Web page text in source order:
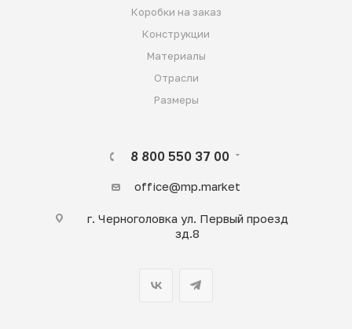
Коробки на заказ
Конструкции
Материалы
Отрасли
Размеры
8 800 550 37 00
office@mp.market
г. Черноголовка ул. Первый проезд
зд.8